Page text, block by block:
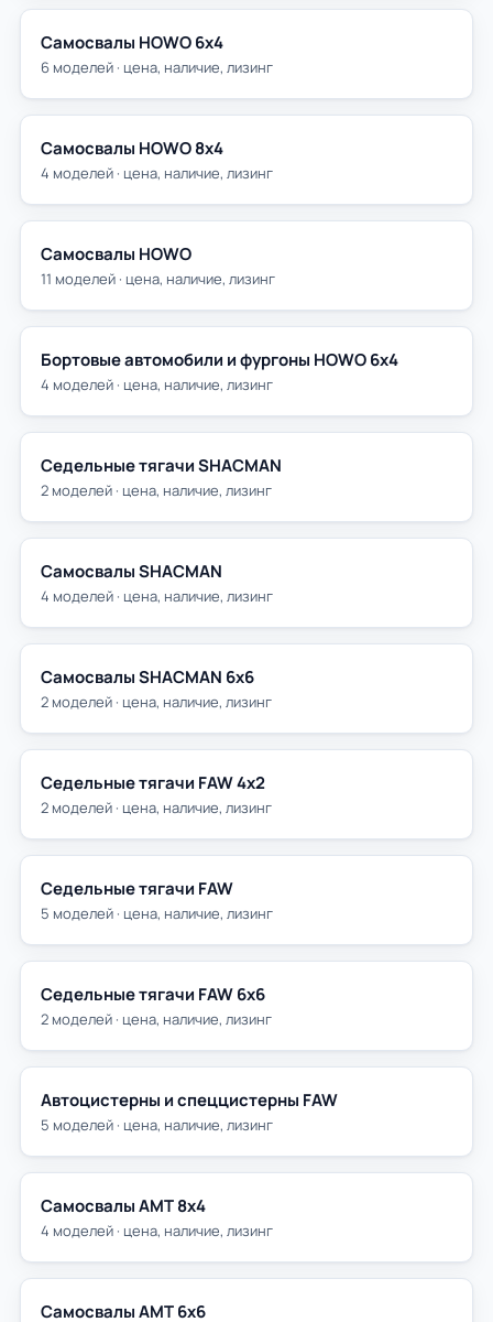
Самосвалы HOWO 6х4
6 моделей · цена, наличие, лизинг
Самосвалы HOWO 8х4
4 моделей · цена, наличие, лизинг
Самосвалы HOWO
11 моделей · цена, наличие, лизинг
Бортовые автомобили и фургоны HOWO 6х4
4 моделей · цена, наличие, лизинг
Седельные тягачи SHACMAN
2 моделей · цена, наличие, лизинг
Самосвалы SHACMAN
4 моделей · цена, наличие, лизинг
Самосвалы SHACMAN 6х6
2 моделей · цена, наличие, лизинг
Седельные тягачи FAW 4х2
2 моделей · цена, наличие, лизинг
Седельные тягачи FAW
5 моделей · цена, наличие, лизинг
Седельные тягачи FAW 6х6
2 моделей · цена, наличие, лизинг
Автоцистерны и спеццистерны FAW
5 моделей · цена, наличие, лизинг
Самосвалы АМТ 8х4
4 моделей · цена, наличие, лизинг
Самосвалы АМТ 6х6